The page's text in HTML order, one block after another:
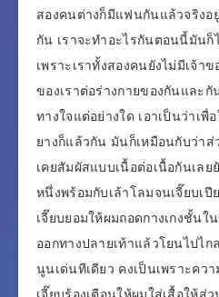
สองคนต่างก็มีแฟนกันแล้วจริงอ
กัน เราจะทำอะไรกันตอนนี้มัน
เพราะเราทั้งสองคนยังไม่มีเจ้า
ของเราต่อร่างกายของกันและ
ทางใจแต่อย่างใด เอาเป็นว่าเพื่
ยางก็แล้วกัน มันก็เหมือนกับว่าส่
เคยสัมผัสแบบเนื้อต่อเนื้อกันเลย
หนึ่งพร้อมกับเล้าโลมจนเจี๊ยบเ
เจี๊ยบยอมให้ผมถอดกางเกงชั้น
ออกทางปลายเท้าแล้วโยนไปไก
นูนเด่นทีเดียว คงเป็นเพราะคว